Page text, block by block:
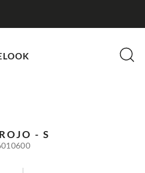
ROJO - S